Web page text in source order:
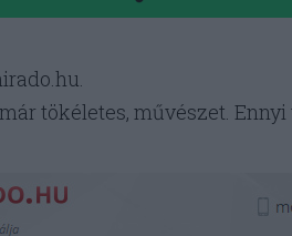
tökéletes, művészet.